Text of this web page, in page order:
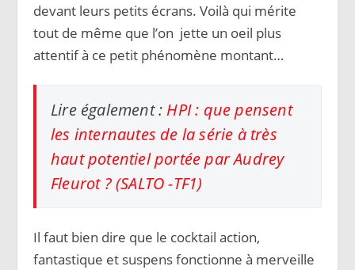
devant leurs petits écrans. Voilà qui mérite
tout de même que l’on jette un oeil plus
attentif à ce petit phénomène montant…
Lire également : HPI : que pensent
les internautes de la série à très
haut potentiel portée par Audrey
Fleurot ? (SALTO -TF1)
Il faut bien dire que le cocktail action,
fantastique et suspens fonctionne à merveille